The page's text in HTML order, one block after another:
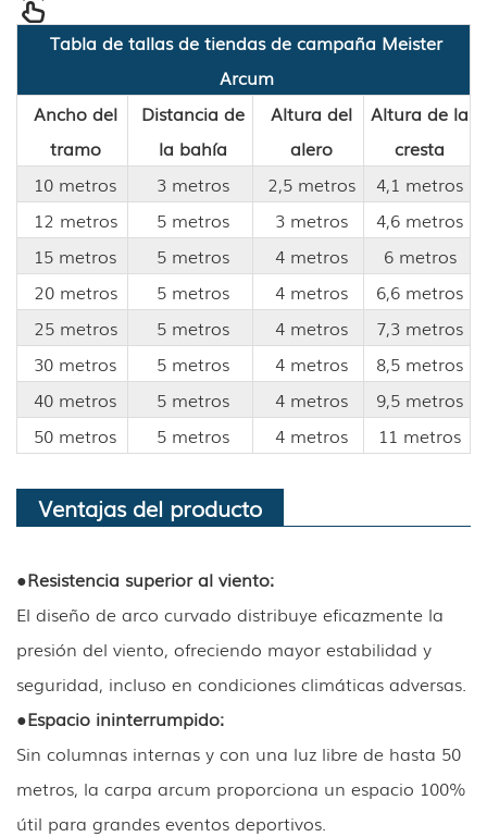
Tabla de tallas de tiendas de campaña Meister
Arcum
Ancho del
tramo
Distancia de
la bahía
Altura del
alero
Altura de la
cresta
10 metros
3 metros 2,5 metros
4,1 metros
12 metros
5 metros 3 metros
4,6 metros
15 metros
5 metros 4 metros
6 metros
20 metros
5 metros 4 metros
6,6 metros
25 metros
5 metros 4 metros
7,3 metros
30 metros
5 metros 4 metros
8,5 metros
40 metros
5 metros 4 metros
9,5 metros
50 metros
5 metros 4 metros 11 metros
Ventajas del producto
●Resistencia superior al viento:
El diseño de arco curvado distribuye eficazmente la
presión del viento, ofreciendo mayor estabilidad y
seguridad, incluso en condiciones climáticas adversas.
●Espacio ininterrumpido:
Sin columnas internas y con una luz libre de hasta 50
metros, la carpa arcum proporciona un espacio 100%
útil para grandes eventos deportivos.